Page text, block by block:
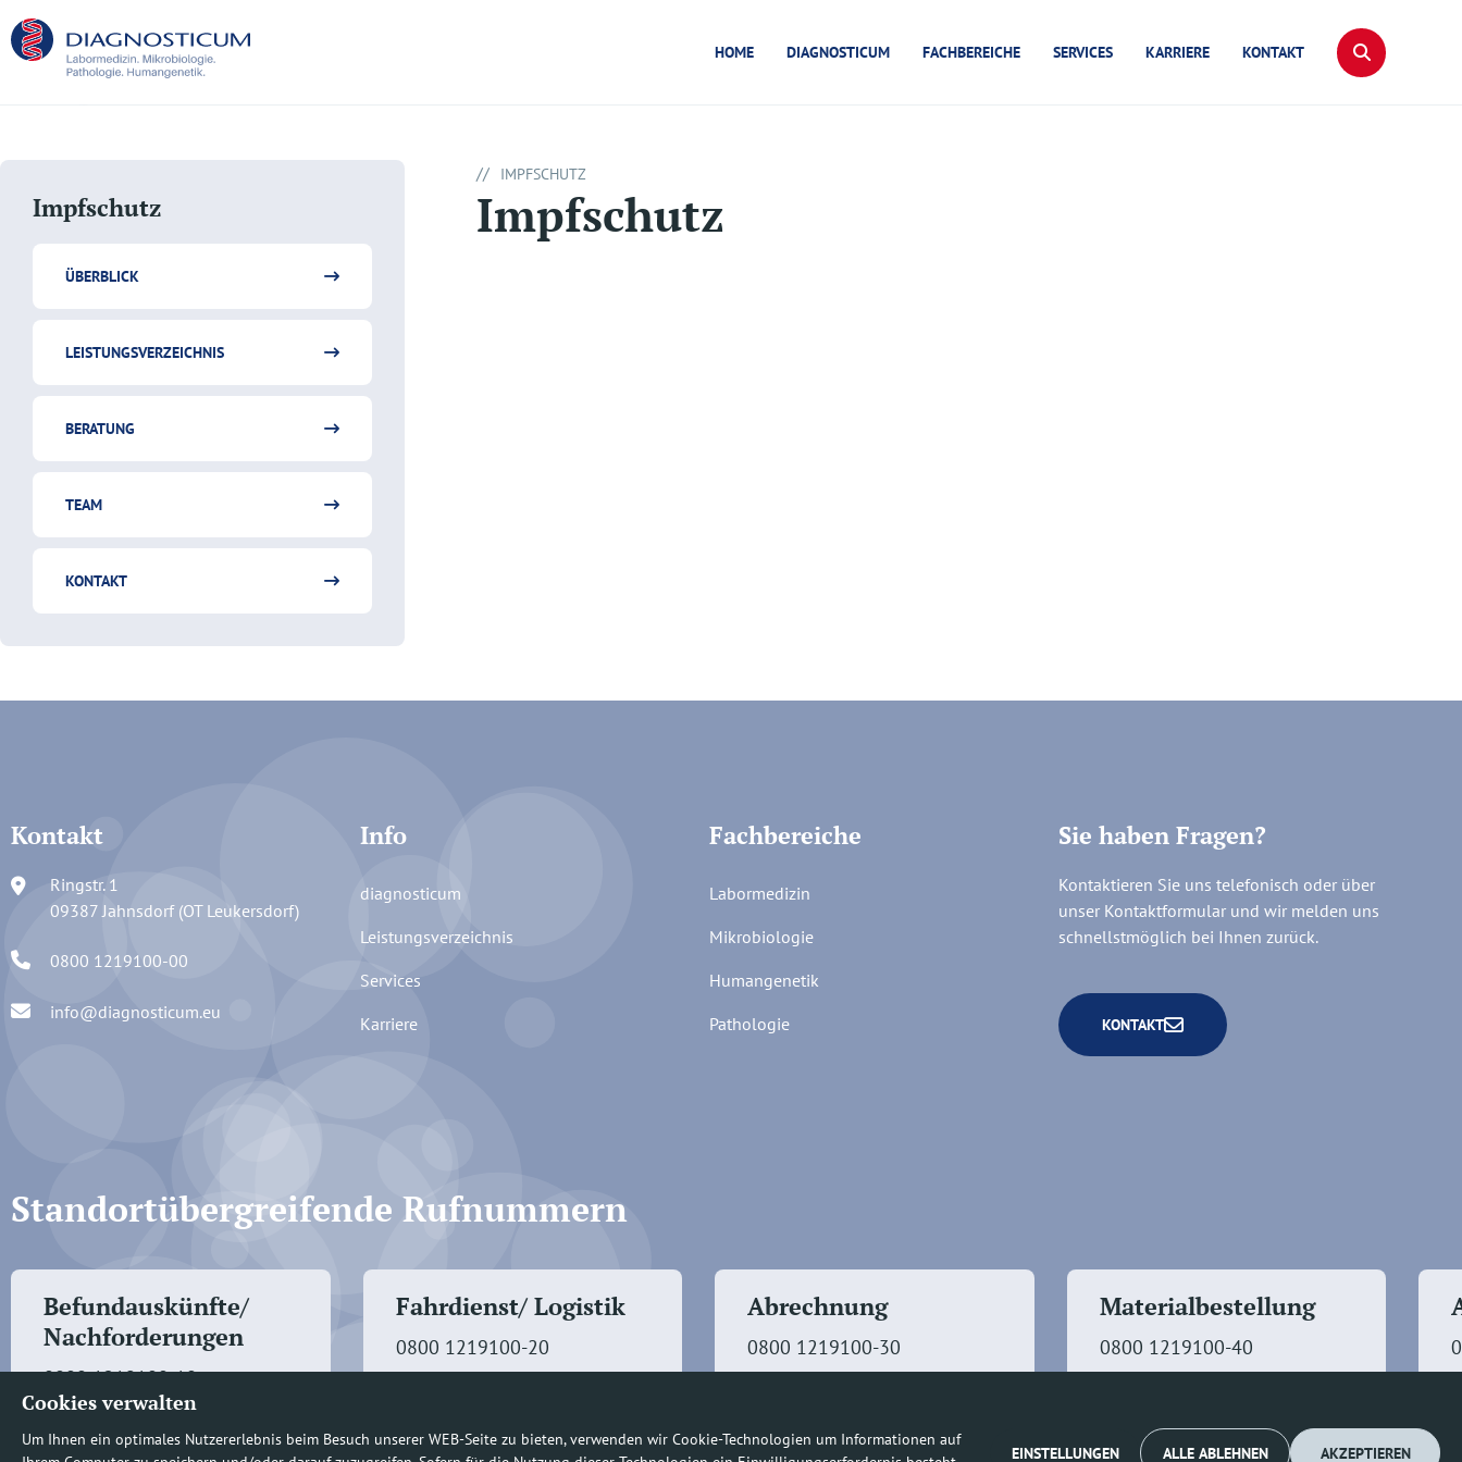
Cookies verwalten
Um Ihnen ein optimales Nutzererlebnis beim Besuch unserer WEB-Seite zu bieten, verwenden wir Cookie-Technologien um Informationen auf
AKZEPTIEREN
ALLE ABLEHNEN
EINSTELLUNGEN
HOME DIAGNOSTICUM FACHBEREICHE SERVICES KARRIERE KONTAKT
Impfschutz
ÜBERBLICK
LEISTUNGSVERZEICHNIS
BERATUNG
TEAM
KONTAKT
// IMPFSCHUTZ
Impfschutz
Kontakt
Ringstr. 1
09387 Jahnsdorf (OT Leukersdorf)
0800 1219100-00
info@diagnosticum.eu
Info
diagnosticum
Leistungsverzeichnis
Services
Karriere
Fachbereiche
Labormedizin
Mikrobiologie
Humangenetik
Pathologie
Sie haben Fragen?
Kontaktieren Sie uns telefonisch oder über
unser Kontaktformular und wir melden uns
schnellstmöglich bei Ihnen zurück.
KONTAKT
Standortübergreifende Rufnummern
Befundauskünfte/
Nachforderungen
0800 1219100-10
Fahrdienst/ Logistik
0800 1219100-20
Abrechnung
0800 1219100-30
Materialbestellung
0800 1219100-40